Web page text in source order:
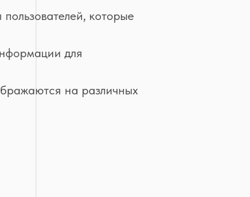
которые
для
на различных